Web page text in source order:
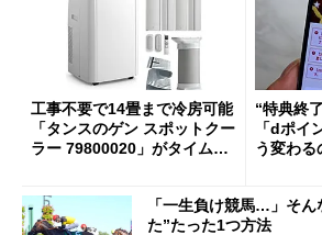
工事不要で14畳まで冷房可能
「タンスのゲン スポットクー
ラー 79800020」がタイムセ
“特典終
「dポイ
う変わ
「一生負け競馬…」そ
た”たった1つ方法